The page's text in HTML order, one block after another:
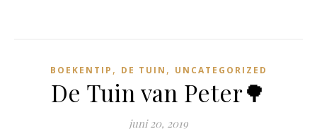
BOEKENTIP , DE TUIN , UNCATEGORIZED
De Tuin van Peter🌳
juni 20, 2019